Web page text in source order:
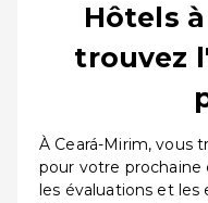
Hôtels
trouvez
À Ceará-Mirim, vous
pour votre prochaine
les évaluations et